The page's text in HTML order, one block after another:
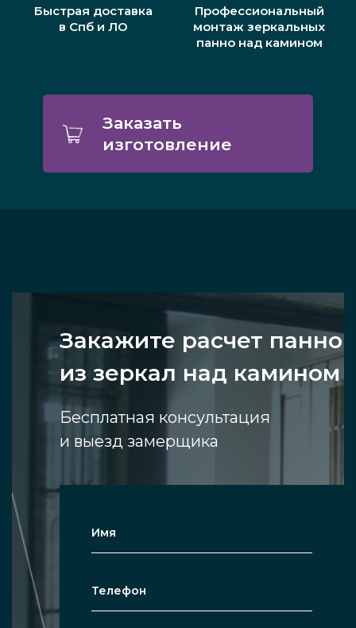
Быстрая доставка
в Спб и ЛО
Профессиональный
монтаж зеркальных
панно над камином
Заказать
изготовление
Закажите расчет панно
из зеркал над камином
Бесплатная консультация
и выезд замерщика